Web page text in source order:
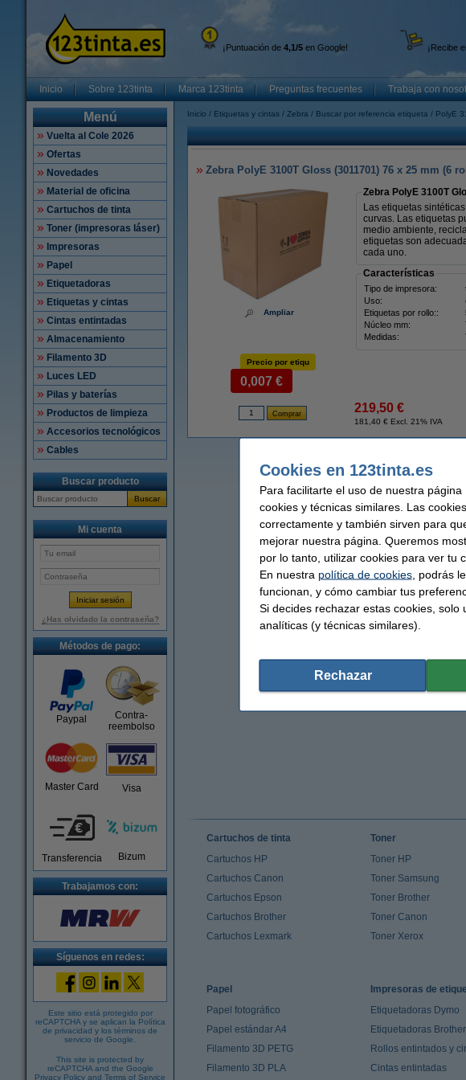
¡Puntuación de 4,1/5 en Google! ¡Recibe
Inicio Sobre 123tinta Marca 123tinta Preguntas frecuentes Trabaja con
Menú
Vuelta al Cole 2026
Ofertas
Novedades
Material de oficina
Cartuchos de tinta
Toner (impresoras láser)
Impresoras
Papel
Etiquetadoras
Etiquetas y cintas
Cintas entintadas
Almacenamiento
Filamento 3D
Luces LED
Pilas y baterías
Productos de limpieza
Accesorios tecnológicos
Cables
Buscar producto
Buscar
Mi cuenta
¿Has olvidado la contraseña?
Métodos de pago:
Paypal
Contra-
reembolso
Master Card Visa
Transferencia Bizum
Trabajamos con:
Síguenos en redes:
Este sitio está protegido por
reCAPTCHA y se aplican la Política
de privacidad y los términos de
servicio de Google
This site is protected by
reCAPTCHA and the Google
Privacy Policy and Terms of Service
Inicio Etiquetas y cintas Zebra Buscar por referencia etiqueta PolyE
Zebra PolyE 3100T Gloss (3011701) 76 x 25 mm (6
Ampliar
Zebra PolyE 3100T
Las etiquetas
curvas. Las etiquetas
medio ambiente,
etiquetas son
cada uno.
Características
Tipo de impresora:
Uso:
Etiquetas por rollo::
Núcleo mm:
Medidas:
Precio por etiqu
0,007 €
219,50 €
181,40 € Excl. 21% IVA
Cartuchos de tinta
Cartuchos HP
Cartuchos Canon
Cartuchos Epson
Cartuchos Brother
Cartuchos Lexmark
Toner
Toner HP
Toner Samsung
Toner Brother
Toner Canon
Toner Xerox
Papel
Papel fotográfico
Papel estándar A4
Filamento 3D PETG
Filamento 3D PLA
Impresoras de
Etiquetadoras Dymo
Etiquetadoras Brother
Rollos entintados y
Cintas entintadas
Cookies en 123tinta.es
Para facilitarte el uso de nuestra
cookies y técnicas similares. Las
correctamente y también sirven para
mejorar nuestra página. Queremos
por lo tanto, utilizar cookies para ver tu
En nuestra política de cookies, podrás
funcionan, y cómo cambiar tus
Si decides rechazar estas cookies,
analíticas (y técnicas similares).
Rechazar